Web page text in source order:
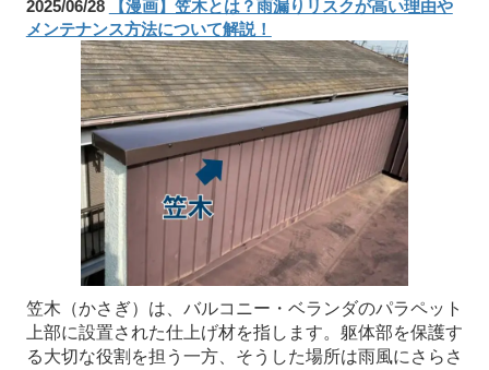
2025/06/28
【漫画】笠木とは？雨漏りリスクが高い理由や
メンテナンス方法について解説！
笠木（かさぎ）は、バルコニー・ベランダのパラペット
上部に設置された仕上げ材を指します。躯体部を保護す
る大切な役割を担う一方、そうした場所は雨風にさらさ